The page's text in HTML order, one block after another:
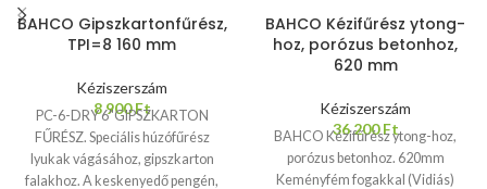
BAHCO Gipszkartonfűrész,
TPI=8 160 mm
Kéziszerszám
8 900Ft
PC-6-DRY 6"GIPSZKARTON
FŰRÉSZ. Speciális húzófűrész
lyukak vágásához, gipszkarton
falakhoz. A keskenyedő pengén,
BAHCO Kézifűrész ytong-
hoz, porózus betonhoz,
620 mm
Kéziszerszám
36 200Ft
BAHCO Kézifűrész ytong-hoz,
porózus betonhoz. 620mm
Keményfém fogakkal (Vidiás)